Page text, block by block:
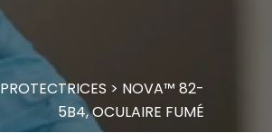
PROTECTRICES > NOVA™ 82-
5B4, OCULAIRE FUMÉ